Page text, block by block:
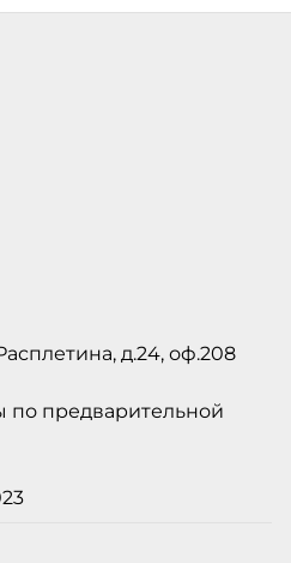
д.24, оф.208
по предварительной